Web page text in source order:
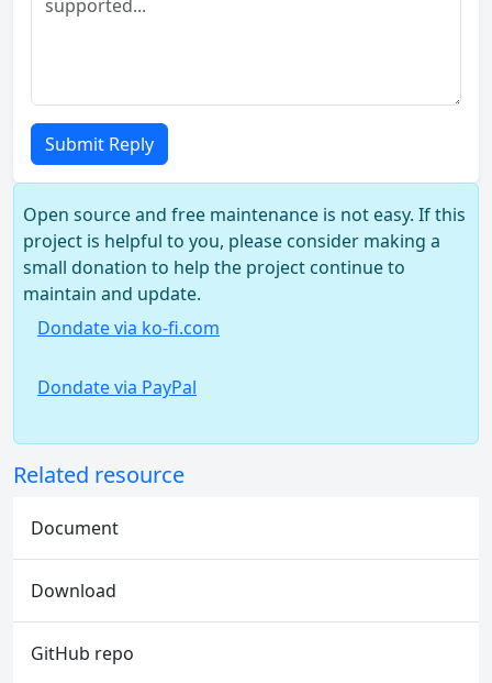
Submit Reply
Open source and free maintenance is not easy. If this
project is helpful to you, please consider making a
small donation to help the project continue to
maintain and update.
Dondate via ko-fi.com
Dondate via PayPal
Related resource
Document
Download
GitHub repo